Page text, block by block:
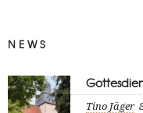
NEWS
Tino Jäger